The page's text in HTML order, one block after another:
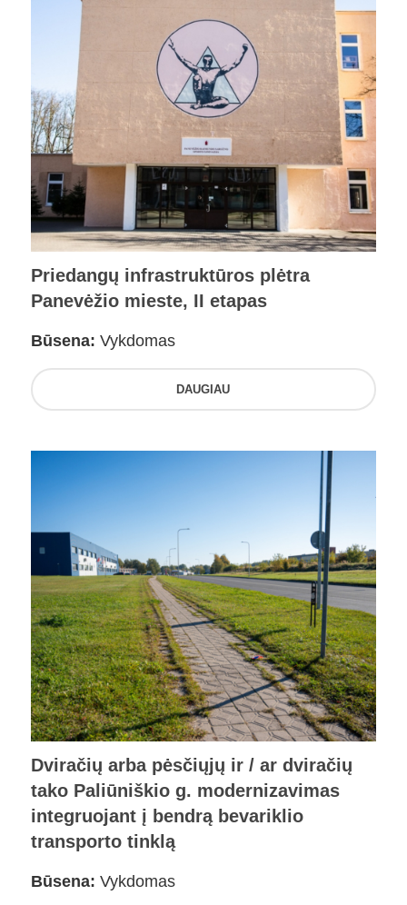
Priedangų infrastruktūros plėtra
Panevėžio mieste, II etapas
Būsena: Vykdomas
DAUGIAU
Dviračių arba pėsčiųjų ir / ar dviračių
tako Paliūniškio g. modernizavimas
integruojant į bendrą bevariklio
transporto tinklą
Būsena: Vykdomas